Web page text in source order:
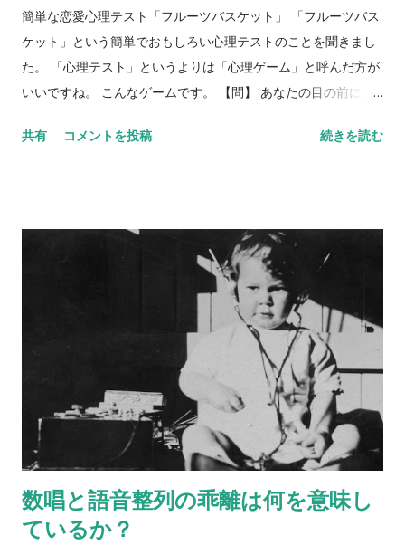
簡単な恋愛心理テスト「フルーツバスケット」 「フルーツバス
ケット」という簡単でおもしろい心理テストのことを聞きまし
た。 「心理テスト」というよりは「心理ゲーム」と呼んだ方が
いいですね。 こんなゲームです。 【問】 あなたの目の前に、
ナナ、ぶどう、みかん、イチゴ、キウイが入っています。5種類
共有 コメントを投稿 続きを読む
数唱と語音整列の乖離は何を意味し
ているか？